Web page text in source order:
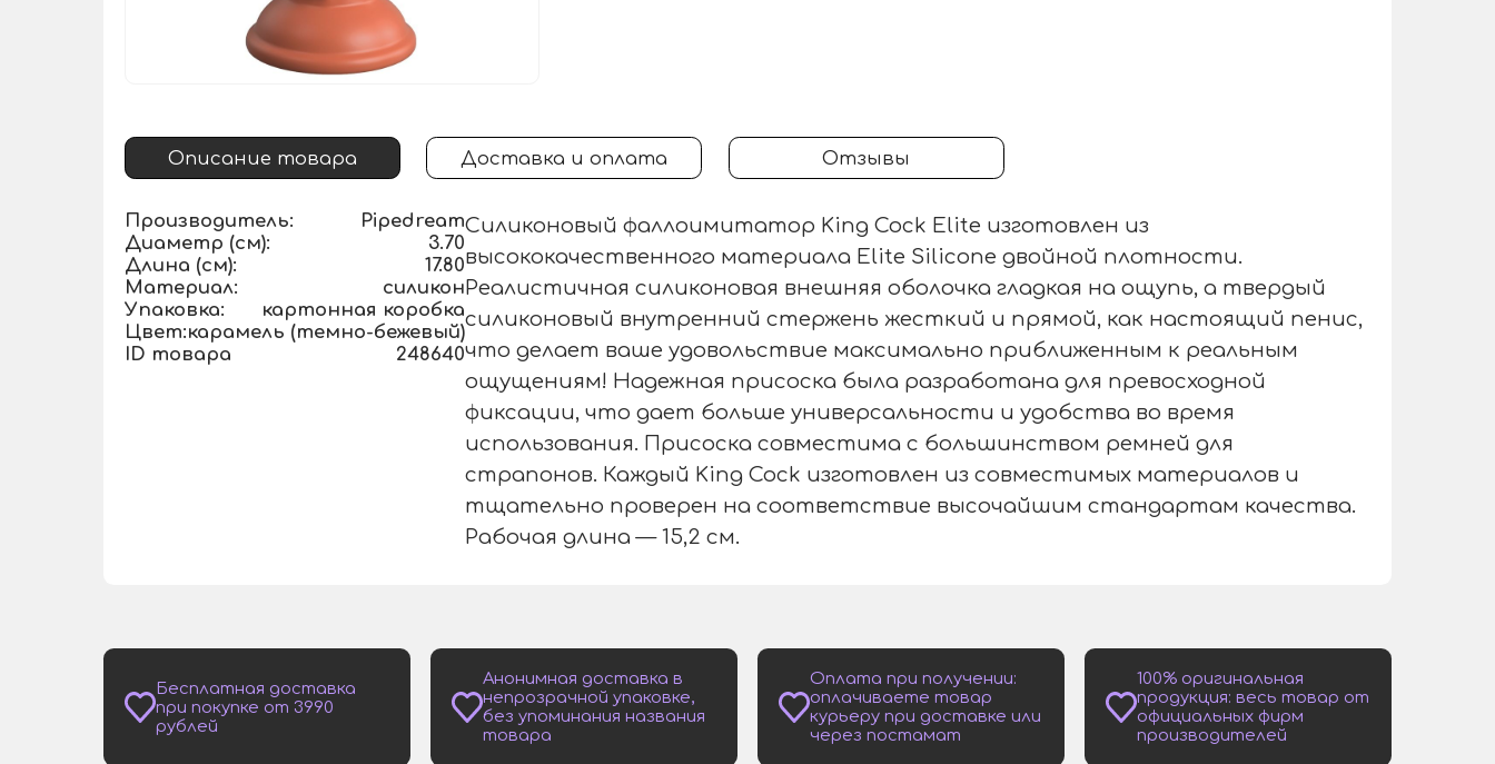
Описание товара Доставка и оплата Отзывы
Производитель:
Pipedream
Диаметр (см):
3.70
Длина (см):
17.80
Материал:
силикон
Упаковка:
картонная коробка
Цвет:карамель (темно-бежевый)
ID товара
248640
Силиконовый фаллоимитатор King Cock Elite изготовлен из
высококачественного материала Elite Silicone двойной плотности.
Реалистичная силиконовая внешняя оболочка гладкая на ощупь, а твердый
силиконовый внутренний стержень жесткий и прямой, как настоящий пенис,
что делает ваше удовольствие максимально приближенным к реальным
ощущениям! Надежная присоска была разработана для превосходной
фиксации, что дает больше универсальности и удобства во время
использования. Присоска совместима с большинством ремней для
страпонов. Каждый King Cock изготовлен из совместимых материалов и
тщательно проверен на соответствие высочайшим стандартам качества.
Рабочая длина — 15,2 см.
Бесплатная доставка
при покупке от 3990
рублей
Анонимная доставка в
непрозрачной упаковке,
без упоминания названия
товара
Оплата при получении:
оплачиваете товар
курьеру при доставке или
через постамат
100% оригинальная
продукция: весь товар от
официальных фирм
производителей